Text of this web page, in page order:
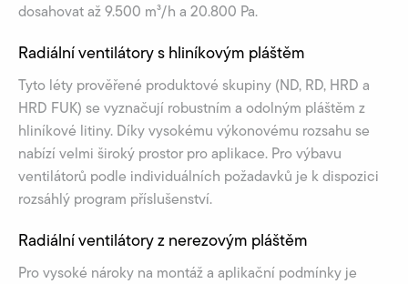
dosahovat až 9.500 m³/h a 20.800 Pa.
Radiální ventilátory s hliníkovým pláštěm
Tyto léty prověřené produktové skupiny (ND, RD, HRD a
HRD FUK) se vyznačují robustním a odolným pláštěm z
hliníkové litiny. Díky vysokému výkonovému rozsahu se
nabízí velmi široký prostor pro aplikace. Pro výbavu
ventilátorů podle individuálních požadavků je k dispozici
rozsáhlý program příslušenství.
Radiální ventilátory z nerezovým pláštěm
Pro vysoké nároky na montáž a aplikační podmínky je